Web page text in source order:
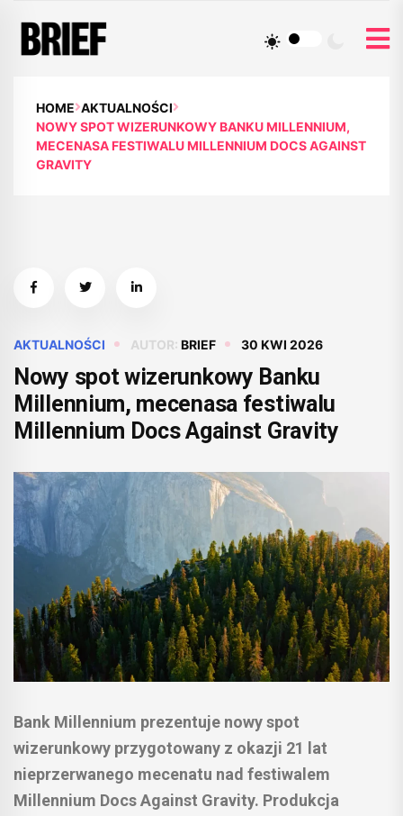
HOME AKTUALNOŚCI
NOWY SPOT WIZERUNKOWY BANKU MILLENNIUM,
MECENASA FESTIWALU MILLENNIUM DOCS AGAINST
GRAVITY
AKTUALNOŚCI AUTOR: BRIEF 30 KWI 2026
Nowy spot wizerunkowy Banku
Millennium, mecenasa festiwalu
Millennium Docs Against Gravity
Bank Millennium prezentuje nowy spot
wizerunkowy przygotowany z okazji 21 lat
nieprzerwanego mecenatu nad festiwalem
Millennium Docs Against Gravity. Produkcja